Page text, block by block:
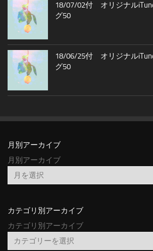
18/07/02付 オリジナル
グ50
18/06/25付 オリジナル
グ50
月別アーカイブ
月別アーカイブ
カテゴリ別アーカイブ
カテゴリ別アーカイブ